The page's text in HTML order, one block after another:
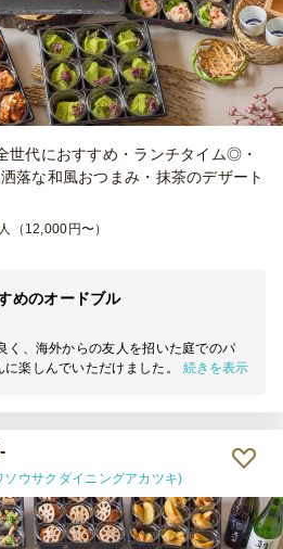
世代におすすめ・ランチタイム◎・
落な和風おつまみ・抹茶のデザート
（12,000円〜）
めのオードブル
く、海外からの友人を招いた庭でのパ
楽しんでいただけました。品数が豊富
フちらしは、ご飯とローストビーフの
。参加者の間では少し好みが分かれた
がる方がいませんでした。 ② 3種きのこ
し味付けが濃く感じました。お酒と一
しれませんが、ノンアルの方も一定数
はやや塩味が強めでした。 【サービ
届けてくださったため、料理を並べる
続きを表示
ウサクダイニングアカツキ)